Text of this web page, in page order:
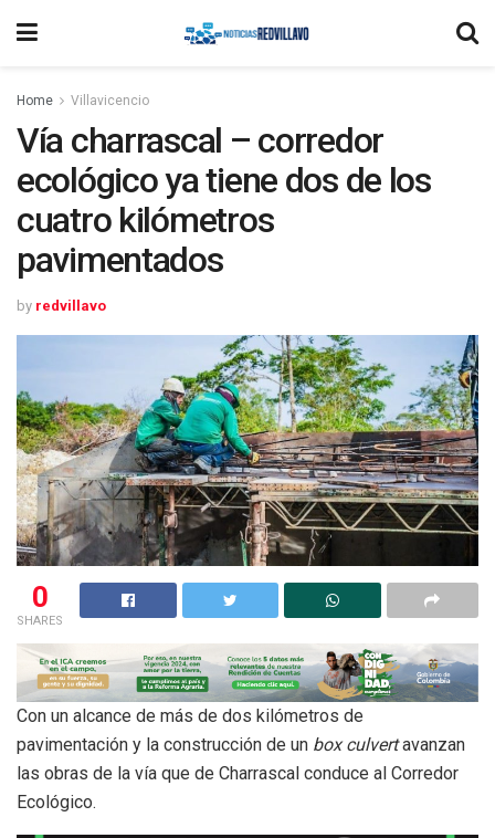
Home Villavicencio
Vía charrascal – corredor
ecológico ya tiene dos de los
cuatro kilómetros
pavimentados
by redvillavo
0
SHARES
Con un alcance de más de dos kilómetros de
pavimentación y la construcción de un box culvertavanzan
las obras de la vía que de Charrascal conduce al Corredor
Ecológico.